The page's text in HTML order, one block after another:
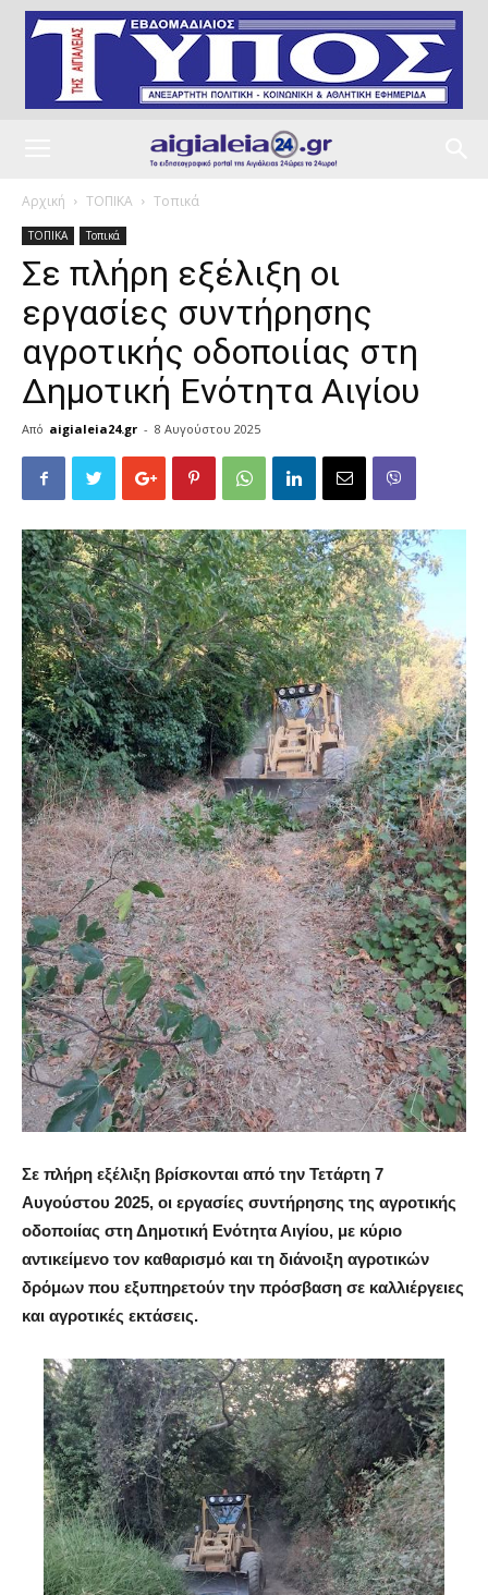
Αρχική ΤΟΠΙΚΑ Τοπικά
ΤΟΠΙΚΑ Τοπικά
Σε πλήρη εξέλιξη οι
εργασίες συντήρησης
αγροτικής οδοποιίας στη
Δημοτική Ενότητα Αιγίου
Από aigialeia24.gr - 8 Αυγούστου 2025
Σε πλήρη εξέλιξη βρίσκονται από την Τετάρτη 7
Αυγούστου 2025, οι εργασίες συντήρησης της αγροτικής
οδοποιίας στη Δημοτική Ενότητα Αιγίου, με κύριο
αντικείμενο τον καθαρισμό και τη διάνοιξη αγροτικών
δρόμων που εξυπηρετούν την πρόσβαση σε καλλιέργειες
και αγροτικές εκτάσεις.